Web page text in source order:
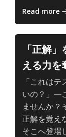
Read more
「正解
える力を
「これは
いの？」—
ませんか？
正解を覚え
そこへ登場